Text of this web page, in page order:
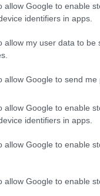
allow Google to enable
identifiers in apps.
allow my user data to
allow Google to send me
allow Google to enable
identifiers in apps.
allow Google to enable
allow Google to enable
fervore in
per le sue
in un
da non
imponenti e le
che celebra la
uniche
una varietà di
di Nizza, in